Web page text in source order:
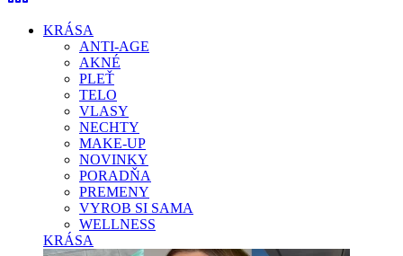
KRÁSA
ANTI-AGE
AKNÉ
PLEŤ
TELO
VLASY
NECHTY
MAKE-UP
NOVINKY
PORADŇA
PREMENY
VYROB SI SAMA
WELLNESS
KRÁSA